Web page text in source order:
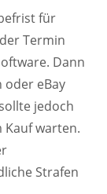
für
Termin
Dann
oder eBay
jedoch
warten.
Strafen